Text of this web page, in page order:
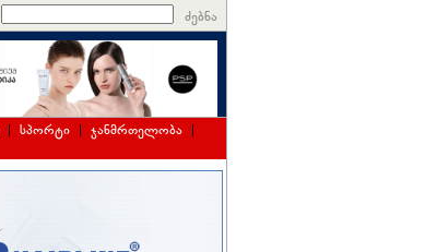
ძებნა
| სპორტი | ჯანმრთელობა |